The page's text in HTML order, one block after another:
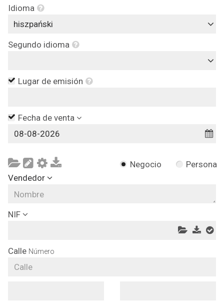
Idioma
hiszpański
Segundo idioma
Lugar de emisión
Fecha de venta
Negocio
Persona
Vendedor
NIF
Calle Número